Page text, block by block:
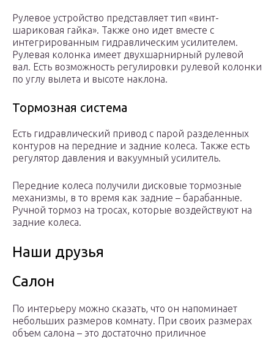
Рулевое устройство представляет тип «винт-
шариковая гайка». Также оно идет вместе с
интегрированным гидравлическим усилителем.
Рулевая колонка имеет двухшарнирный рулевой
вал. Есть возможность регулировки рулевой колонки
по углу вылета и высоте наклона.
Тормозная система
Есть гидравлический привод с парой разделенных
контуров на передние и задние колеса. Также есть
регулятор давления и вакуумный усилитель.
Передние колеса получили дисковые тормозные
механизмы, в то время как задние – барабанные.
Ручной тормоз на тросах, которые воздействуют на
задние колеса.
Наши друзья
Салон
По интерьеру можно сказать, что он напоминает
небольших размеров комнату. При своих размерах
объем салона – это достаточно приличное